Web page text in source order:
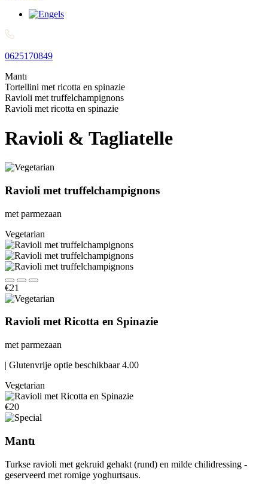
0625170849
Mantı
Tortellini met ricotta en spinazie
Ravioli met truffelchampignons
Ravioli met ricotta en spinazie
Ravioli & Tagliatelle
Ravioli met truffelchampignons
met parmezaan
Vegetarian
€21
Ravioli met Ricotta en Spinazie
met parmezaan
| Glutenvrije optie beschikbaar 4.00
Vegetarian
€20
Mantı
Turkse ravioli met gekruid gehakt (rund) en milde chilidressing -
geserveerd met romige yoghurtsaus.